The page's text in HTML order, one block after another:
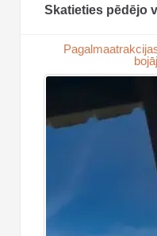
Skatieties pēdējo